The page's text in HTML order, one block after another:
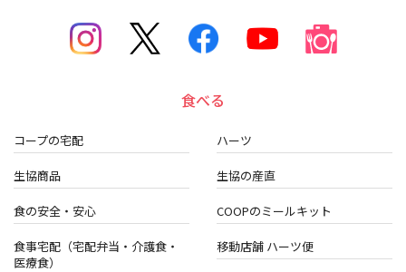
食べる
コープの宅配 ハーツ
生協商品 生協の産直
食の安全・安心 COOPのミールキット
食事宅配（宅配弁当・介護食・
医療食）
移動店舗 ハーツ便